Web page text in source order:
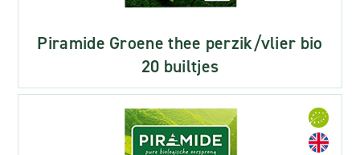
Piramide Groene thee perzik/vlier bio
20 builtjes